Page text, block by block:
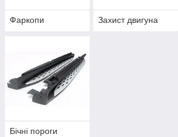
Фаркопи Захист двигуна
Бічні пороги